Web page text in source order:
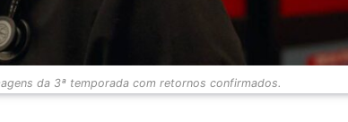
da 3ª temporada com retornos confirmados.